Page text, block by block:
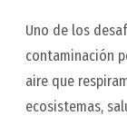
Uno de los
contaminación
aire que
ecosistemas,